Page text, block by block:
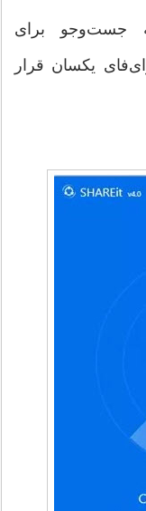
جست‌وجو برای
یکسان قرار